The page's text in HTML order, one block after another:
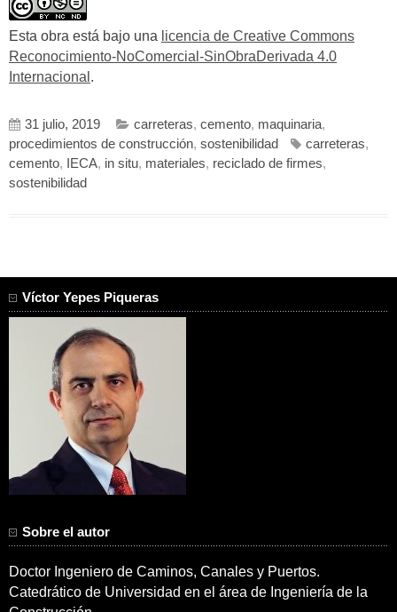
Esta obra está bajo una licencia de Creative Commons
Reconocimiento-NoComercial-SinObraDerivada 4.0
Internacional .
31 julio, 2019 carreteras, cemento, maquinaria,
procedimientos de construcción, sostenibilidad carreteras,
cemento, IECA, in situ, materiales, reciclado de firmes,
sostenibilidad
Víctor Yepes Piqueras
Sobre el autor
Doctor Ingeniero de Caminos, Canales y Puertos.
Catedrático de Universidad en el área de Ingeniería de la